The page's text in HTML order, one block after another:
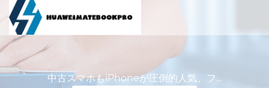
中古スマホもiPhoneが圧倒的人気、フ...